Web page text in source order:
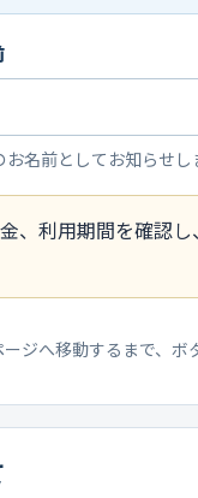
名前としてお知らせし
、利用期間を確認
ジへ移動するまで、ボ